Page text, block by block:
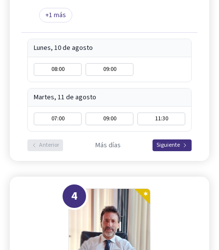
+1 más
Lunes, 10 de agosto
08:00 09:00
Martes, 11 de agosto
07:00 09:00 11:30
Anterior Más días Siguiente
4